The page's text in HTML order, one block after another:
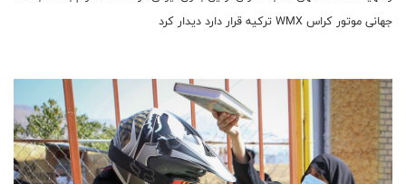
جهانی موتور کراس WMX ترکیه قرار دارد دیدار کرد